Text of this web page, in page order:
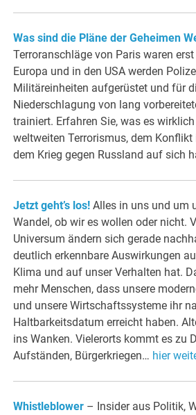
Was sind die Pläne der Geheimen
Terroranschläge von Paris waren
Europa und in den USA werden
Militäreinheiten aufgerüstet und für
Niederschlagung von lang
trainiert. Erfahren Sie, was es
weltweiten Terrorismus, dem Konflikt
dem Krieg gegen Russland auf sich
Jetzt geht’s los! Alles in uns und um
Wandel, ob wir es wollen oder nicht.
Universum ändern sich gerade
deutlich erkennbare Auswirkungen
Klima und auf unser Verhalten hat.
mehr Menschen, dass unsere
und unsere Wirtschaftssysteme ihr
Haltbarkeitsdatum erreicht haben.
ins Wanken. Vielerorts kommt es zu
Aufständen, Bürgerkriegen… hier
Whistleblower – Insider aus Politik,